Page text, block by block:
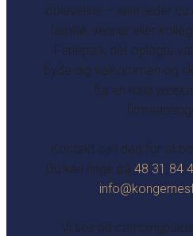
oplevelser – eller leder
familie, venner eller
Feriepark det oplagte
byde dig velkommen og
fra en rolig
Kontakt os i dag for at
Du kan ringe på 48 31 84
Vi ses på